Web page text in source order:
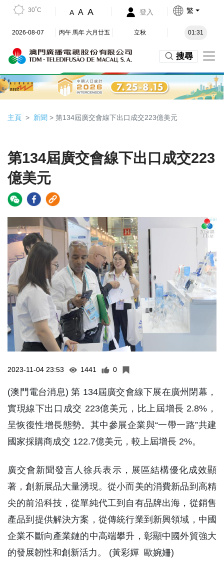
30˚C A A A 登入 繁
2026-08-07 丙午 馬年 六月廿五 立秋 01:31
搜尋
主頁 新聞 > 第134屆廣交會線下出口成交223億美元
第134屆廣交會線下出口成交223
億美元
2023-11-04 23:53 1441 0
(澳門電台消息) 第 134屆廣交會線下展在廣州閉幕，
實現線下出口成交 223億美元，比上屆增長 2.8%，
呈恢復性增長態勢。其中參展企業與“一帶一路”共建
國家採購商成交 122.7億美元，較上屆增長 2%。
廣交會新聞發言人徐兵表示，展區結構優化成效顯
著，創新展品大量湧現。從小而美的消費新品到高精
尖的前沿科技，從單純代工到自有品牌出海，從銷售
產品到提供解決方案，從傳統行業到新興領域，中國
企業不斷向產業鏈的中高端攀升，彰顯中國外貿強大
的發展韌性和創新活力。 (黃彩嬋 歐婉姍)